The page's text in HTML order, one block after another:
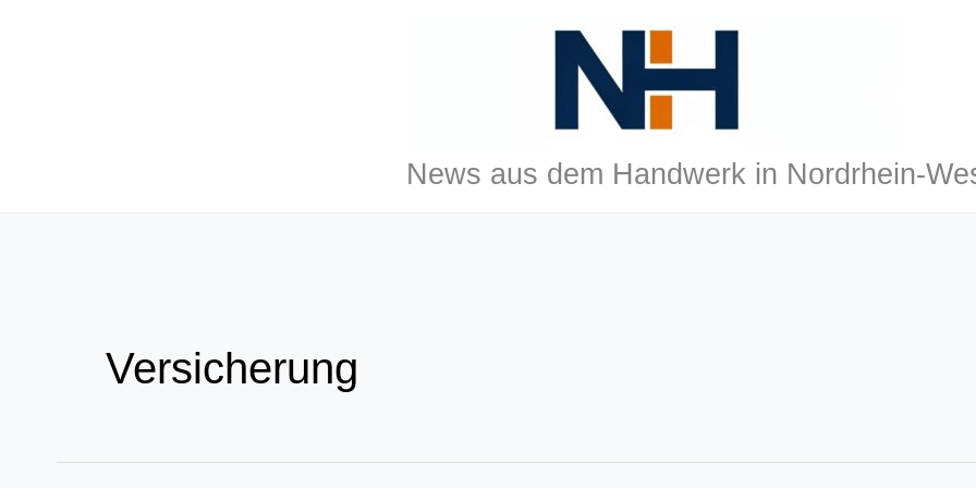
News aus dem Handwerk in Nordrhein-
Versicherung